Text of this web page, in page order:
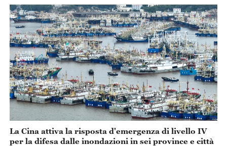
La Cina attiva la risposta d'emergenza di livello IV
per la difesa dalle inondazioni in sei province e città